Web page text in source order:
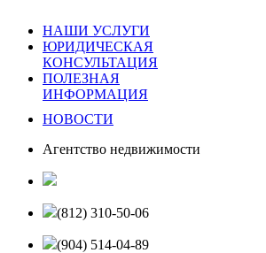
НАШИ УСЛУГИ
ЮРИДИЧЕСКАЯ
КОНСУЛЬТАЦИЯ
ПОЛЕЗНАЯ
ИНФОРМАЦИЯ
НОВОСТИ
Агентство недвижимости
(812) 310-50-06
(904) 514-04-89